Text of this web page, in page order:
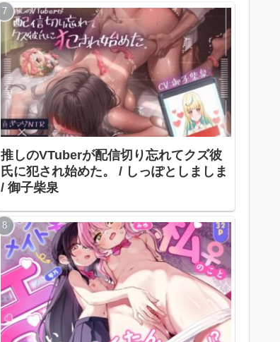
推しのVTuberが配信切り忘れてクズ彼
氏に犯され始めた。 / しっぽとしましま
/ 御子柴泉